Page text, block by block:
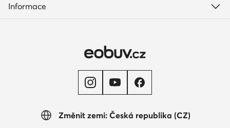
Změnit zemi: Česká republika (CZ)
Informace